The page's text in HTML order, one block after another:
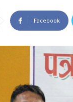
Facebook